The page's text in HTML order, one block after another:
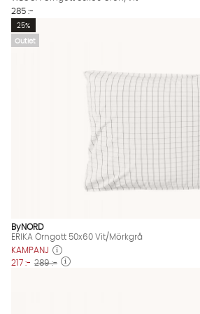
285 :-
Outlet
25%
ByNORD
ERIKA Örngott 50x60 Vit/Mörkgrå
KAMPANJ
217 :- 289 :-